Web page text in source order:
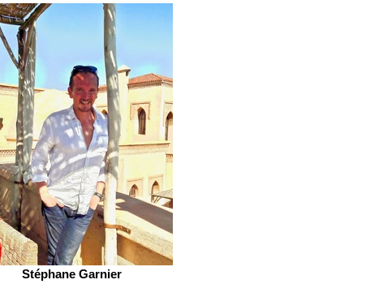
Stéphane Garnier